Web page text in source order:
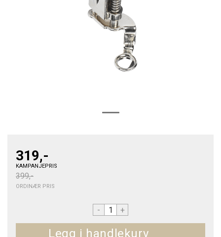
319,-
KAMPANJEPRIS
399,-
ORDINÆR PRIS
- +